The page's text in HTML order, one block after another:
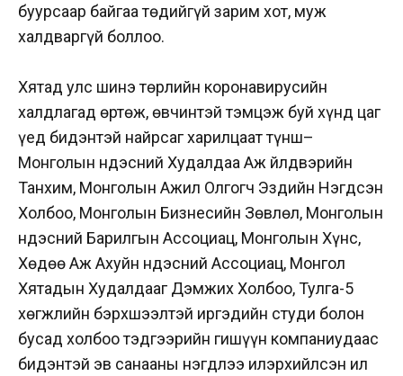
буурсаар байгаа төдийгүй зарим хот, муж
халдваргүй боллоо.
Хятад улс шинэ төрлийн коронавирусийн
халдлагад өртөж, өвчинтэй тэмцэж буй хүнд цаг
үед бидэнтэй найрсаг харилцаат түнш–
Монголын Үндэсний Худалдаа Аж Үйлдвэрийн
Танхим, Монголын Ажил Олгогч Эздийн Нэгдсэн
Холбоо, Монголын Бизнесийн Зөвлөл, Монголын
Үндэсний Барилгын Ассоциац, Монголын Хүнс,
Хөдөө Аж Ахуйн Үндэсний Ассоциац, Монгол
Хятадын Худалдааг Дэмжих Холбоо, Тулга-5
хөгжлийн бэрхшээлтэй иргэдийн студи болон
бусад холбоо тэдгээрийн гишүүн компаниудаас
бидэнтэй эв санааны нэгдлээ илэрхийлсэн ил